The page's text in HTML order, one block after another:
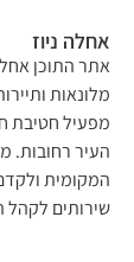
אחלה ניוז
אתר התוכן
מלונאות
מפעיל חטיבת
העיר רחובות.
המקומית
שירותים לקהל